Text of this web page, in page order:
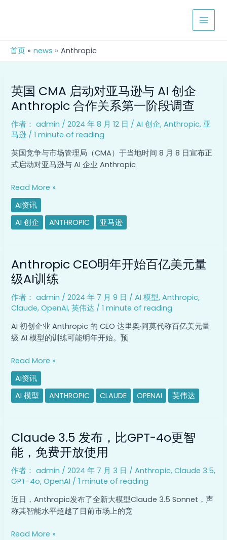
MAIN
首页 news Anthropic
英国 CMA 启动对亚马逊与 AI 创企
Anthropic 合作关系第一阶段调查
作者： admin /2024 年 8 月 12 日 /AI 创企,Anthropic, 亚
马逊 /1 minute of reading
英国竞争与市场管理局（CMA）于当地时间 8 月 8 日宣布正
式启动对亚马逊与 AI 企业 Anthropic
国
CMA
启
动
对
亚
马
逊
创
企
Anthropic
关
系
第
一
阶
段
调
Read More »
AI资讯
AI 创企
ANTHROPIC 亚马逊
Anthropic CEO明年开始百亿美元量
级AI训练
作者： admin /2024 年 7 月 9 日 /AI 模型,Anthropic,
Claude,OpenAI,英伟达 /1 minute of reading
AI 初创企业 Anthropic 的 CEO 达里奥·阿莫代称百亿美元量
级 AI 模型的训练可能明年开始。预
CEO
明
年
开
始
亿
美
级
AI
训
Read More »
AI资讯
AI 模型
ANTHROPIC CLAUDE OPENAI 英伟达
Claude 3.5 发布，比GPT-4o更智
能，免费开放使用
作者： admin /2024 年 7 月 3 日 /Anthropic,Claude 3.5,
GPT-4o,OpenAI /1 minute of reading
近日，Anthropic发布了全新大模型Claude 3.5 Sonnet，声
称其智能水平超越了目前市场上的竞
3.5
发
布，
比
GPT-
4o
更
智
能，
Read More »